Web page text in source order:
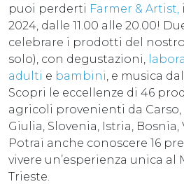
puoi perderti Farmer & Artist,
2024, dalle 11.00 alle 20.00!
celebrare i prodotti del
solo), con degustazioni,
adulti e bambini , e musica
Scopri le eccellenze di 46
agricoli provenienti da Carso,
Giulia, Slovenia, Istria,
Potrai anche conoscere 16
vivere un’esperienza unica
Trieste.